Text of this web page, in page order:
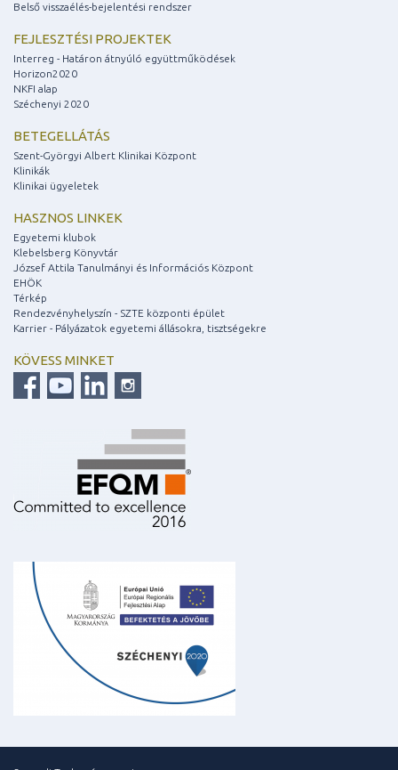
Belső visszaélés-bejelentési rendszer
FEJLESZTÉSI PROJEKTEK
Interreg - Határon átnyúló együttműködések
Horizon2020
NKFI alap
Széchenyi 2020
BETEGELLÁTÁS
Szent-Györgyi Albert Klinikai Központ
Klinikák
Klinikai ügyeletek
HASZNOS LINKEK
Egyetemi klubok
Klebelsberg Könyvtár
József Attila Tanulmányi és Információs Központ
EHÖK
Térkép
Rendezvényhelyszín - SZTE központi épület
Karrier - Pályázatok egyetemi állásokra, tisztségekre
KÖVESS MINKET